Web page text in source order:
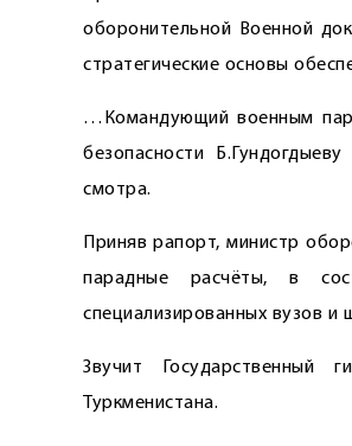
оборонительной Военной
стратегические основы
…Командующий военным
безопасности
смотра.
Приняв рапорт, министр
парадные расчёты, в
специализированных вузов
Звучит Государственный
Туркменистана.